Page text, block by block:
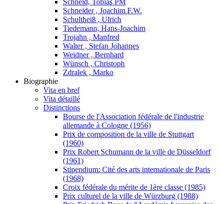
Schneid, Tobias PM
Schneider , Joachim F.W.
Schultheiß , Ulrich
Tiedemann, Hans-Joachim
Trojahn , Manfred
Walter , Stefan Johannes
Weidner , Bernhard
Wünsch , Christoph
Zdralek , Marko
Biographie
Vita en bref
Vita détaillé
Distinctions
Bourse de l'Association fédérale de l'industrie
allemande à Cologne (1956)
Prix de composition de la ville de Stuttgart
(1960)
Prix Robert Schumann de la ville de Düsseldorf
(1961)
Stipendium: Cité des arts internationale de Paris
(1968)
Croix fédérale du mérite de 1ère classe (1985)
Prix culturel de la ville de Würzburg (1988)